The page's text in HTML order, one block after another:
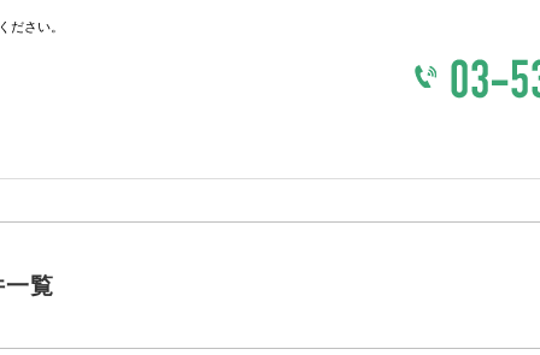
さい。
覧